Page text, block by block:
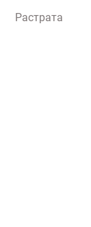
Растрата